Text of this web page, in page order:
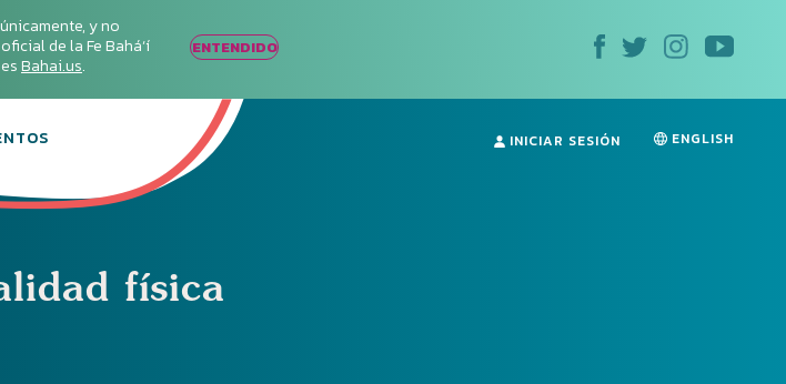
y no
de la Fe Bahá‘í
Bahai.us.
ENTENDIDO
INICIAR SESIÓN ENGLISH
física